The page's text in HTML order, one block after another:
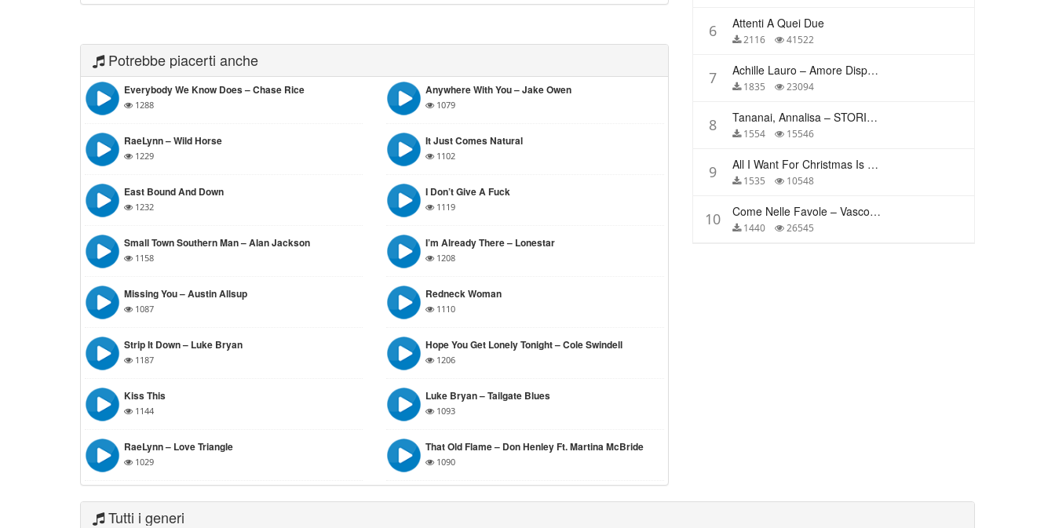
Potrebbe piacerti anche
Everybody We Know Does – Chase Rice
1288
Anywhere With You – Jake Owen
1079
RaeLynn – Wild Horse
1229
It Just Comes Natural
1102
East Bound And Down
1232
I Don’t Give A Fuck
1119
Small Town Southern Man – Alan Jackson
1158
I’m Already There – Lonestar
1208
Missing You – Austin Allsup
1087
Redneck Woman
1110
Strip It Down – Luke Bryan
1187
Hope You Get Lonely Tonight – Cole Swindell
1206
Kiss This
1144
Luke Bryan – Tailgate Blues
1093
RaeLynn – Love Triangle
1029
That Old Flame – Don Henley Ft. Martina McBride
1090
6 Attenti A Quei Due
2116 41522
7 Achille Lauro – Amore Disperato
1835 23094
8 Tananai, Annalisa – STORIE BREVI
1554 15546
9 All I Want For Christmas Is You – Mariah Carey
1535 10548
10 Come Nelle Favole – Vasco Rossi
1440 26545
Tutti i generi